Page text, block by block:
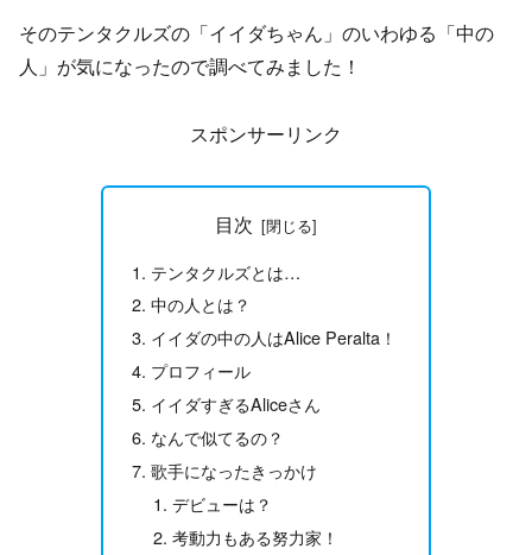
そのテンタクルズの「イイダちゃん」のいわゆる「中の
人」が気になったので調べてみました！
スポンサーリンク
目次
テンタクルズとは…
中の人とは？
イイダの中の人はAlice Peralta！
プロフィール
イイダすぎるAliceさん
なんで似てるの？
歌手になったきっかけ
デビューは？
考動力もある努力家！